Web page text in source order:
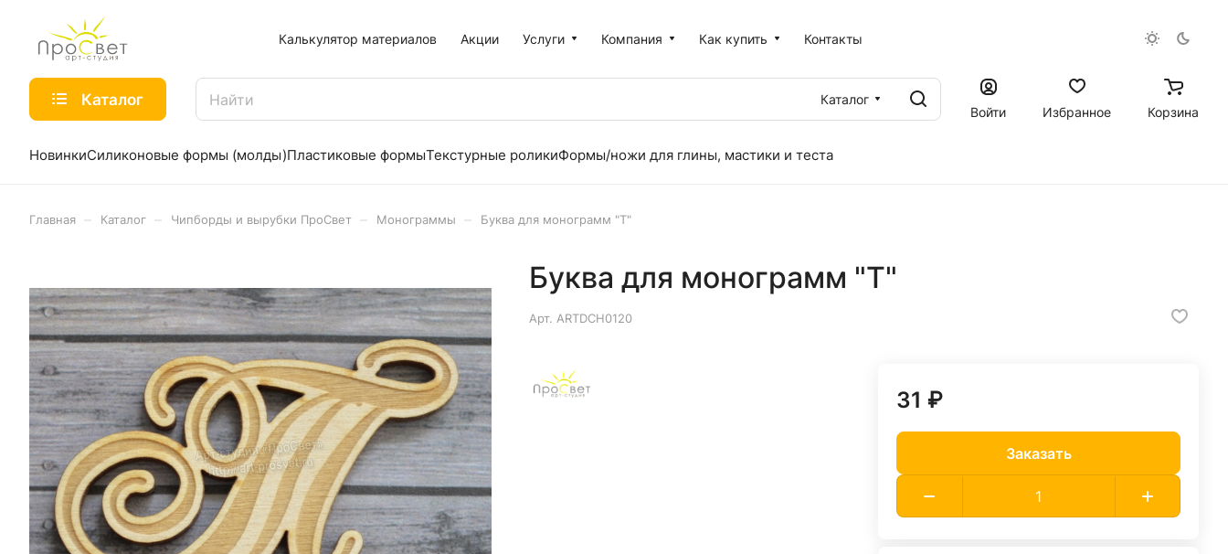
Калькулятор материалов Акции Услуги Компания Как купить Контакты
Каталог
Каталог
Войти
Избранное Корзина
НовинкиСиликоновые формы (молды)Пластиковые формыТекстурные роликиФормы/ножи для глины, мастики и теста
Главная Каталог Чипборды и вырубки ПроСвет Монограммы Буква для монограмм "T"
Буква для монограмм "T"
Арт. ARTDCH0120
31 ₽
Заказать